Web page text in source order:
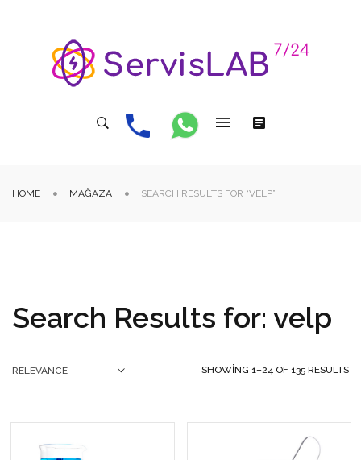
HOME MAĞAZA SEARCH RESULTS FOR “VELP”
Search Results for: velp
SHOWING 1–24 OF 135 RESULTS
RELEVANCE